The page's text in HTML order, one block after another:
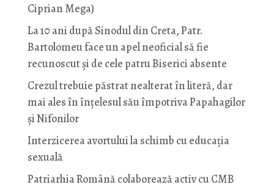
Ciprian Mega)
La 10 ani după Sinodul din Creta, Patr.
Bartolomeu face un apel neoficial să fie
recunoscut și de cele patru Biserici absente
Crezul trebuie păstrat nealterat în literă, dar
mai ales în înțelesul său împotriva Papahagilor
și Nifonilor
Interzicerea avortului la schimb cu educaţia
sexuală
Patriarhia Română colaborează activ cu CMB